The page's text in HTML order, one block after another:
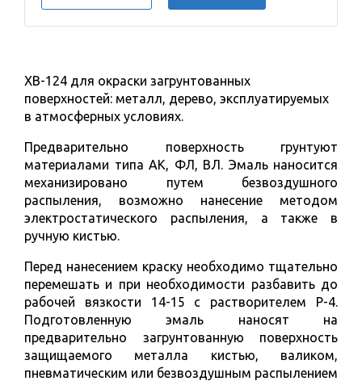
ХВ-124 для окраски загрунтованных
поверхностей: металл, дерево, эксплуатируемых
в атмосферных условиях.
Предварительно поверхность грунтуют
материалами типа АК, ФЛ, ВЛ. Эмаль наносится
механизировано путем безвоздушного
распыления, возможно нанесение методом
электростатического распыления, а также в
ручную кистью.
Перед нанесением краску необходимо тщательно
перемешать и при необходимости разбавить до
рабочей вязкости 14-15 с растворителем Р-4.
Подготовленную эмаль наносят на
предварительно загрунтованную поверхность
защищаемого металла кистью, валиком,
пневматическим или безвоздушным распылением